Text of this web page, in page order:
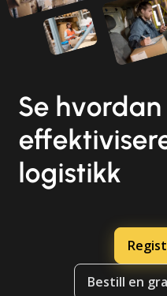
Se
logistikk
Bestill en